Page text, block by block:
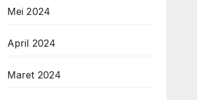
Mei 2024
April 2024
Maret 2024